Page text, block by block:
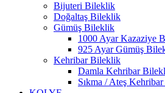
Bijuteri Bileklik
Doğaltaş Bileklik
Gümüş Bileklik
1000 Ayar Kazaziye
925 Ayar Gümüş
Kehribar Bileklik
Damla Kehribar
Sıkma / Ateş